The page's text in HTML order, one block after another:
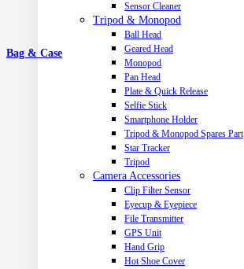
Sensor Cleaner
Tripod & Monopod
Ball Head
Geared Head
Monopod
Pan Head
Plate & Quick Release
Selfie Stick
Smartphone Holder
Tripod & Monopod Spares Part
Star Tracker
Tripod
Camera Accessories
Clip Filter Sensor
Eyecup & Eyepiece
File Transmitter
GPS Unit
Hand Grip
Hot Shoe Cover
Bag & Case